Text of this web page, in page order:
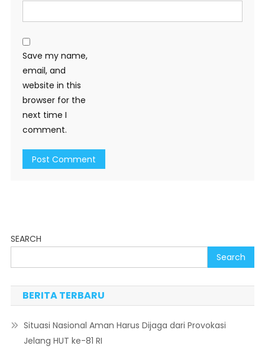
Save my name,
email, and
website in this
browser for the
next time I
comment.
SEARCH
Search
BERITA TERBARU
Situasi Nasional Aman Harus Dijaga dari Provokasi
Jelang HUT ke-81 RI